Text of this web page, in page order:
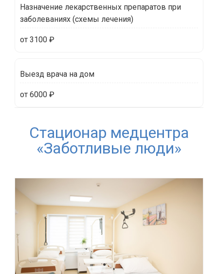
Назначение лекарственных препаратов при
заболеваниях (схемы лечения)
от 3100 ₽
Выезд врача на дом
от 6000 ₽
Стационар медцентра
«Заботливые люди»